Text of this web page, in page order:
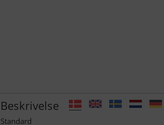
Beskrivelse
Standard